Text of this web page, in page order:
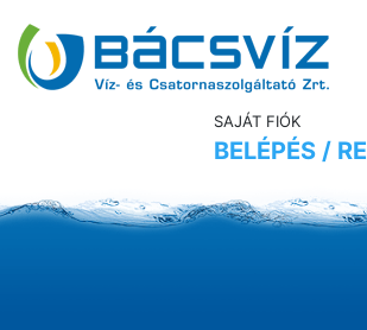
SAJÁT FIÓK
BELÉPÉS /